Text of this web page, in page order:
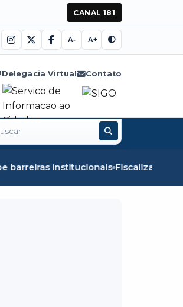
CANAL 181
A- A+
Delegacia Virtual Contato
Fiscalização em Óbidos apreende